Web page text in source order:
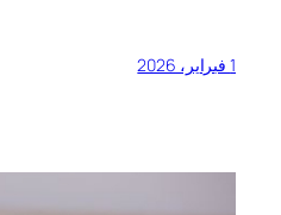
1 فبراير، 2026